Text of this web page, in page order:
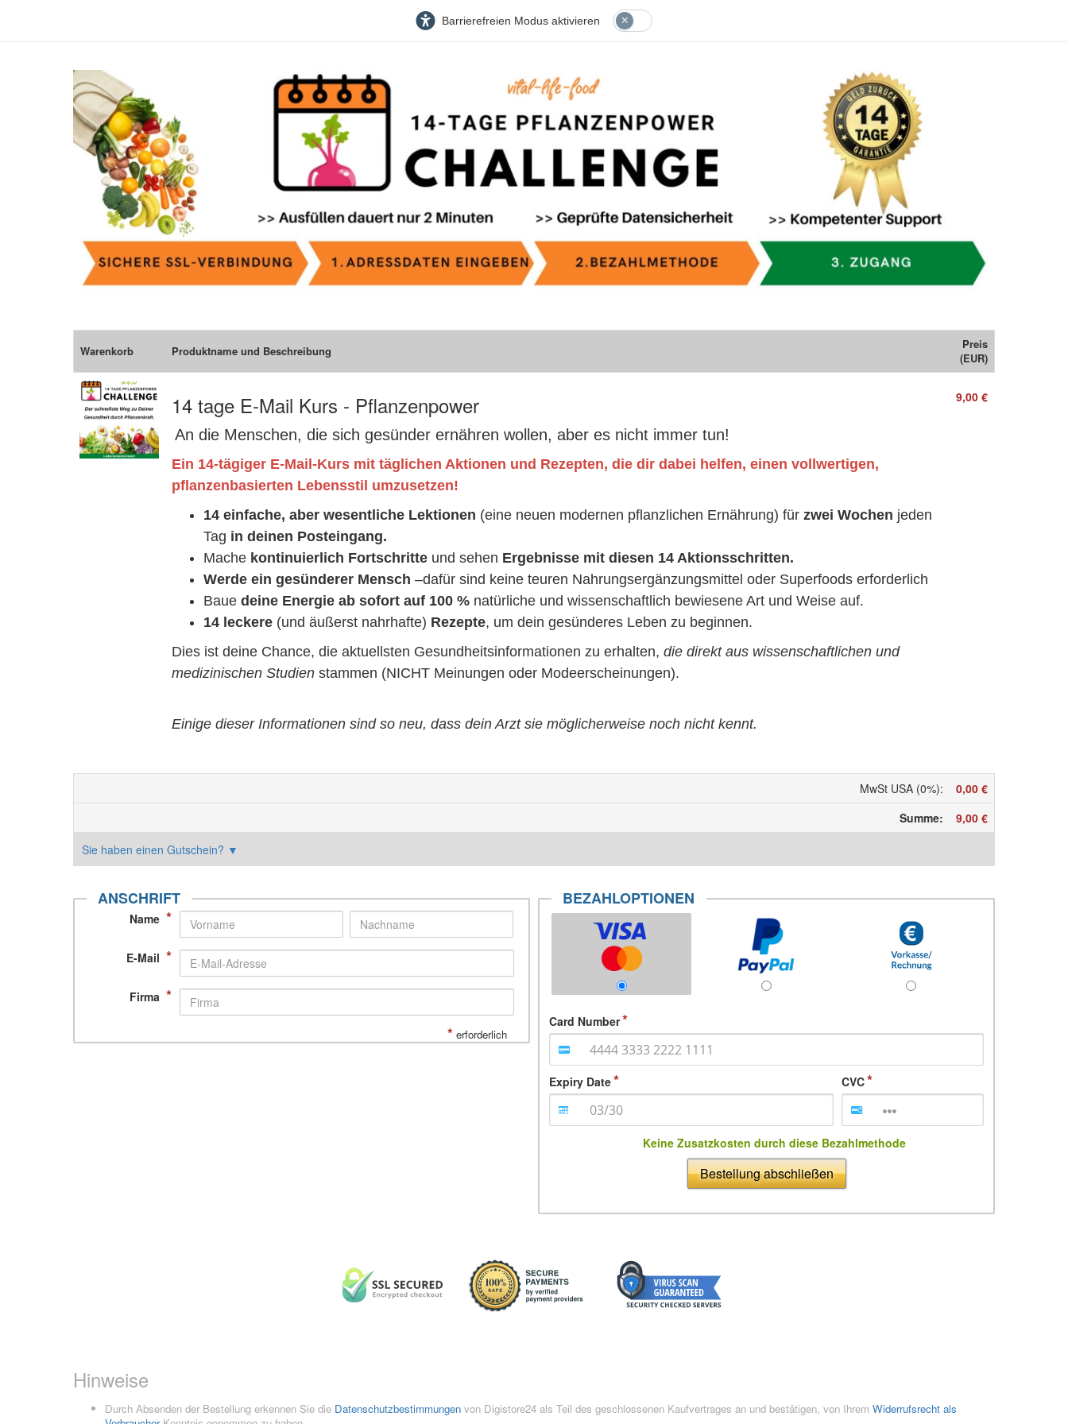
Barrierefreien Modus aktivieren
Warenkorb Produktname und Beschreibung
Preis
(EUR)
14 tage E-Mail Kurs - Pflanzenpower
An die Menschen, die sich gesünder ernähren wollen, aber es nicht immer tun!
Ein 14-tägiger E-Mail-Kurs mit täglichen Aktionen und Rezepten, die dir dabei helfen, einen vollwertigen,
pflanzenbasierten Lebensstil umzusetzen!
14 einfache, aber wesentliche Lektionen (eine neuen modernen pflanzlichen Ernährung) für zwei Wochen jeden
Tag in deinen Posteingang.
Mache kontinuierlich Fortschritte und sehen Ergebnisse mit diesen 14 Aktionsschritten.
Werde ein gesünderer Mensch –dafür sind keine teuren Nahrungsergänzungsmittel oder Superfoods erforderlich
Baue deine Energie ab sofort auf 100 % natürliche und wissenschaftlich bewiesene Art und Weise auf.
14 leckere (und äußerst nahrhafte) Rezepte, um dein gesünderes Leben zu beginnen.
Dies ist deine Chance, die aktuellsten Gesundheitsinformationen zu erhalten, die direkt aus wissenschaftlichen und
medizinischen Studien stammen (NICHT Meinungen oder Modeerscheinungen).
Einige dieser Informationen sind so neu, dass dein Arzt sie möglicherweise noch nicht kennt.
9,00 €
MwSt USA (0%):
0,00 €
Summe:
9,00 €
Sie haben einen Gutschein? ▼
ANSCHRIFT
Name *
E-Mail *
Firma *
* erforderlich
BEZAHLOPTIONEN
Card Number
Expiry Date CVC
Keine Zusatzkosten durch diese Bezahlmethode
Bestellung abschließen
Hinweise
Durch Absenden der Bestellung erkennen Sie die Datenschutzbestimmungen von Digistore24 als Teil des geschlossenen Kaufvertrages an und bestätigen, von Ihrem Widerrufsrecht als